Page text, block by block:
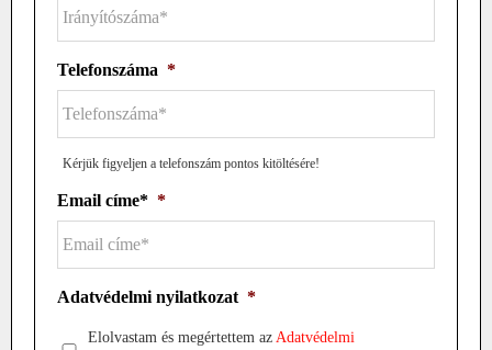
Telefonszáma *
Kérjük figyeljen a telefonszám pontos kitöltésére!
Email címe* *
Adatvédelmi nyilatkozat *
Elolvastam és megértettem az Adatvédelmi